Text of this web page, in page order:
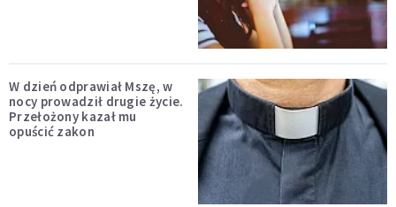
W dzień odprawiał Mszę, w
nocy prowadził drugie życie.
Przełożony kazał mu
opuścić zakon